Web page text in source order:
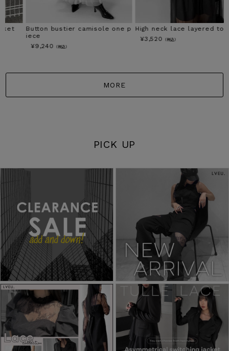
Button bustier camisole one p
9,240（税込）
High neck lace layered tops
3,520（税込）
MORE
PICK UP